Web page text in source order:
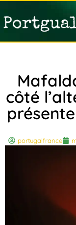
côté
portugalfrance